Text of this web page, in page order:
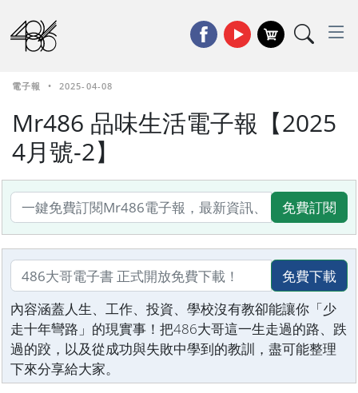
電子報 • 2025-04-08
Mr486 品味生活電子報【2025
4月號-2】
免費訂閱
免費下載
內容涵蓋人生、工作、投資、學校沒有教卻能讓你「少
走十年彎路」的現實事！把486大哥這一生走過的路、跌
過的跤，以及從成功與失敗中學到的教訓，盡可能整理
下來分享給大家。